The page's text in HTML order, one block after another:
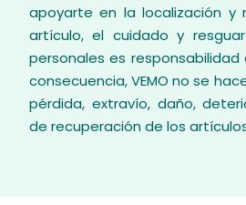
apoyarte en la localización y
artículo, el cuidado y
personales es responsabilidad
consecuencia, VEMO no se
pérdida, extravío, daño,
de recuperación de los